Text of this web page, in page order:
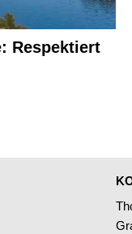
Respektiert